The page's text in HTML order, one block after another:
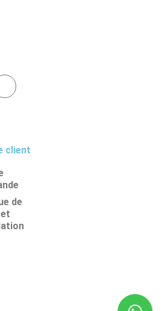
client
de